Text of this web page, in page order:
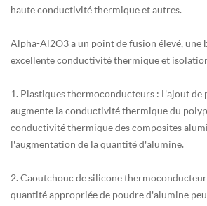
haute conductivité thermique et autres.
Alpha-Al2O3 a un point de fusion élevé, une
excellente conductivité thermique et
1. Plastiques thermoconducteurs : L'ajout
augmente la conductivité thermique du
conductivité thermique des composites
l'augmentation de la quantité d'alumine.
2. Caoutchouc de silicone
quantité appropriée de poudre d'alumine